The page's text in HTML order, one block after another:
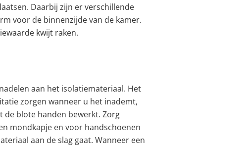
Daarbij zijn er verschillende
voor de binnenzijde van de kamer.
kwijt raken.
aan het isolatiemateriaal. Het
zorgen wanneer u het inademt,
de blote handen bewerkt. Zorg
mondkapje en voor handschoenen
aan de slag gaat. Wanneer een